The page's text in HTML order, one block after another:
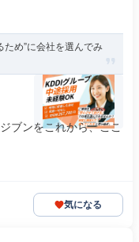
ため”に会社を選んでみ
ブンをこれから、ここ
気になる